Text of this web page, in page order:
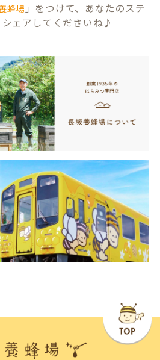
蜂場 」をつけて、あなたのステ
ェアしてくださいね♪